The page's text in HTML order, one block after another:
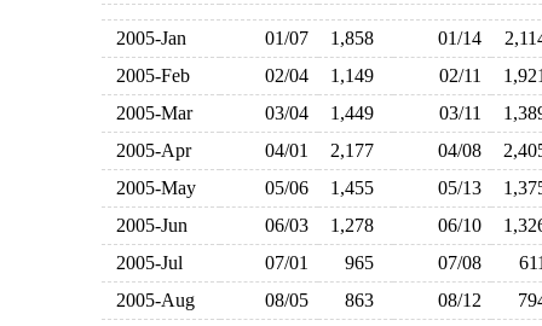
2005-Jan 01/07 1,858 01/14
2005-Feb
02/04 1,149 02/11
2005-Mar
03/04 1,449 03/11
2005-Apr
04/01 2,177 04/08
2005-May
05/06 1,455 05/13
2005-Jun
06/03 1,278 06/10
2005-Jul
07/01 965 07/08
2005-Aug
08/05 863 08/12